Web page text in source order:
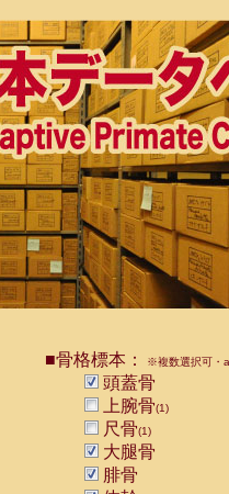
■骨格標本： ※複数選択可・
頭蓋骨
上腕骨(1)
尺骨(1)
大腿骨
腓骨